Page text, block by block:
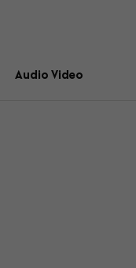
Audio Video